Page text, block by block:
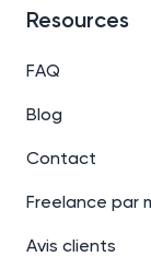
Resources
FAQ
Blog
Contact
Freelance par
Avis clients